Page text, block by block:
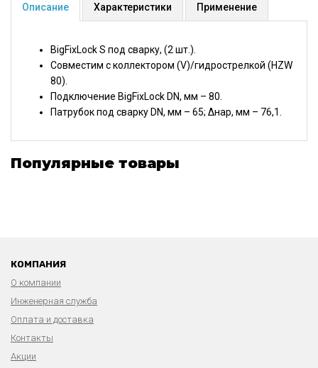
Описание Характеристики Применение
BigFixLock S под сварку, (2 шт.).
Совместим с коллектором (V)/гидрострелкой (HZW
80).
Подключение BigFixLock DN, мм – 80.
Патрубок под сварку DN, мм – 65; ∆нар, мм – 76,1.
Популярные товары
КОМПАНИЯ
О компании
Инженерная служба
Оплата и доставка
Контакты
Акции